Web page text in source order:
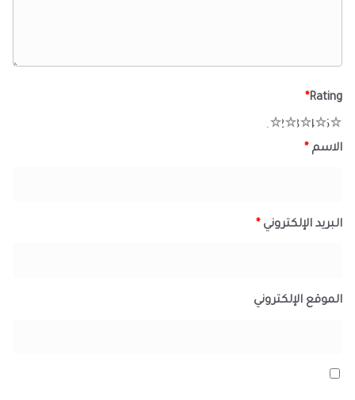
Rating
*
5
4
3
2
الاسم *
البريد الإلكتروني *
الموقع الإلكتروني